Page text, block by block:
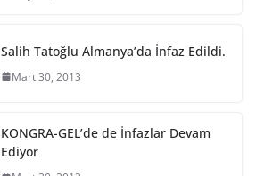
Salih Tatoğlu Almanya’da İnfaz Edildi.
Mart 30, 2013
KONGRA-GEL’de de İnfazlar Devam
Ediyor